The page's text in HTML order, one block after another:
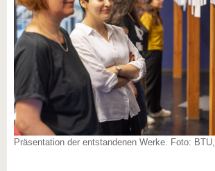
Präsentation der entstandenen Werke. Foto: